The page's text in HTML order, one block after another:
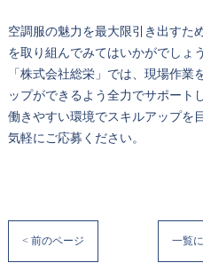
空調服の魅力を最大限引き出すた
を取り組んでみてはいかがでしょ
「株式会社総栄」では、現場作
ップができるよう全力でサポート
働きやすい環境でスキルアップを
気軽にご応募ください。
< 前のページ 一覧